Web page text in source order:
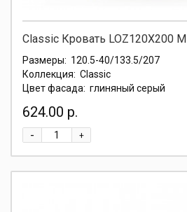
Classic Кровать LOZ120X200 М
Размеры: 120.5-40/133.5/207
Коллекция: Classic
Цвет фасада: глиняный серый
624.00 р.
+
-